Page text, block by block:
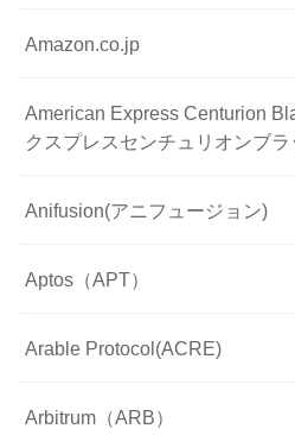
Amazon.co.jp
American Express Centurion
クスプレスセンチュリオンブ
Anifusion(アニフュージョン)
Aptos（APT）
Arable Protocol(ACRE)
Arbitrum（ARB）